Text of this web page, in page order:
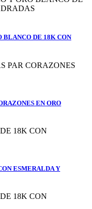
DE 18K CON
EN ORO
ESMERALDA Y